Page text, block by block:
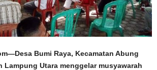
Bumi Raya, Kecamatan Abung
Lampung Utara menggelar musyawarah